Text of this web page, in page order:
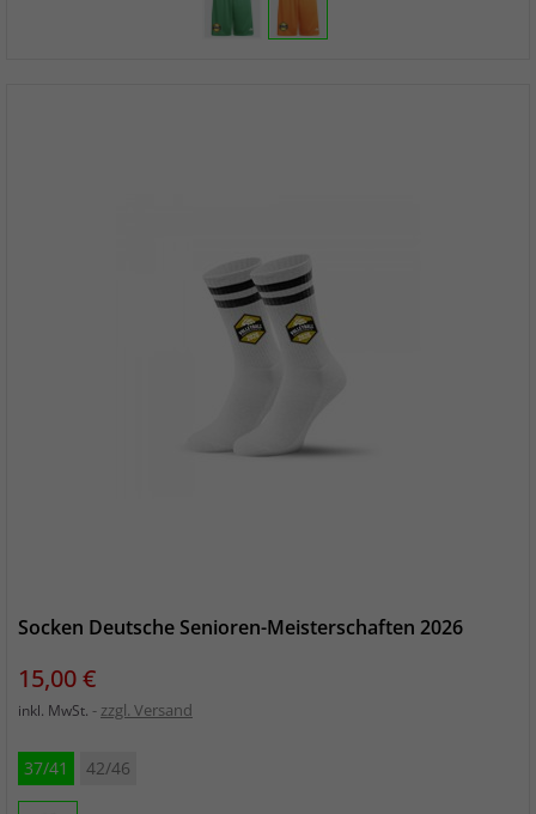
Socken Deutsche Senioren-Meisterschaften 2026
Preis
15,00 €
inkl. MwSt. zzgl. Versand
37/41 42/46